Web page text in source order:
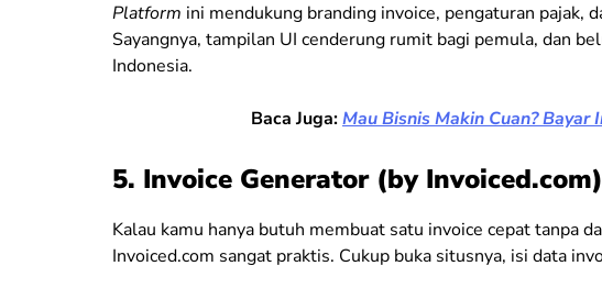
Platform ini mendukung branding invoice, pengaturan pajak,
Sayangnya, tampilan UI cenderung rumit bagi pemula, dan
Indonesia.
Baca Juga:Mau Bisnis Makin Cuan?
5. Invoice Generator (by Invoiced.com)
Kalau kamu hanya butuh membuat satu invoice cepat tanpa
Invoiced.com sangat praktis. Cukup buka situsnya, isi data